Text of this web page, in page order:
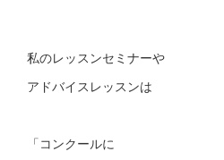
私のレッスンセミナーや
アドバイスレッスンは
「コンクールに